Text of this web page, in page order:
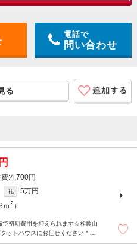
電話で
問い合わせ
る
4,700円
礼
5万円
ｍ2 ）
で初期費用を抑えられます☆和歌山
ットハウスにお任せください＾＾